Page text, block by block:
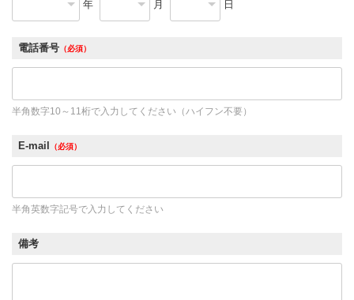
年 月 日
電話番号 （必須）
半角数字10～11桁で入力してください（ハイフン不要）
E-mail （必須）
半角英数字記号で入力してください
備考